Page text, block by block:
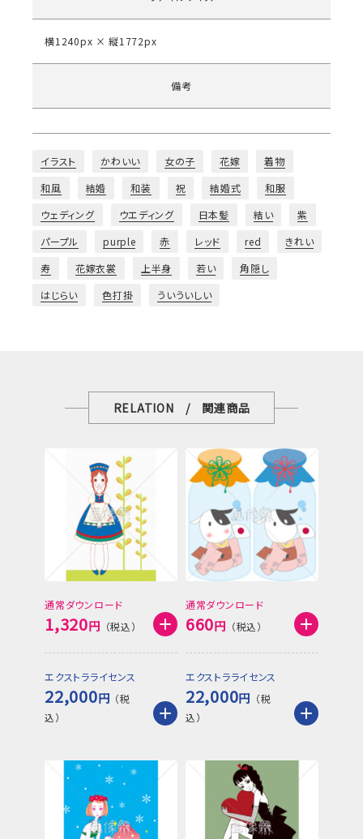
横1240px × 縦1772px
備考
イラスト かわいい 女の子 花嫁
着物
和風
結婚 和装 祝 結婚式
和服
ウェディング
ウエディング 日本髪 結い
紫
パープル
purple 赤 レッド red
きれい
寿
花嫁衣裳 上半身 若い
角隠し
はじらい
色打掛 ういういしい
RELATION / 関連商品
通常ダウンロード
1,320円
エクストラライセンス
22,000円
通常ダウンロード
660円
エクストラライセンス
22,000円